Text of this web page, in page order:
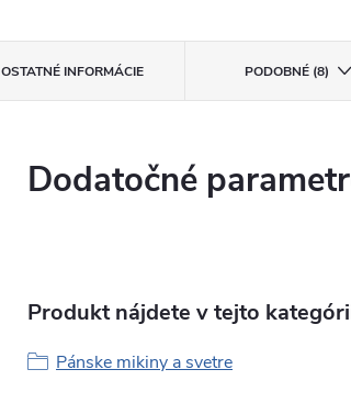
OSTATNÉ INFORMÁCIE PODOBNÉ (8)
Dodatočné
Produkt nájdete v tejto
Pánske mikiny a svetre